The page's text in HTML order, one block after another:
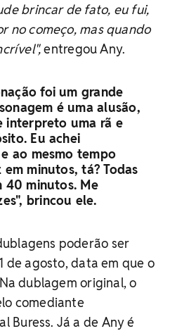
brincar de fato, eu fui,
no começo, mas quando
entregou Any.
foi um grande
é uma alusão,
interpreto uma rã e
Eu achei
ao mesmo tempo
minutos, tá? Todas
40 minutos. Me
brincou ele.
poderão ser
de agosto, data em que o
dublagem original, o
comediante
Buress. Já a de Any é